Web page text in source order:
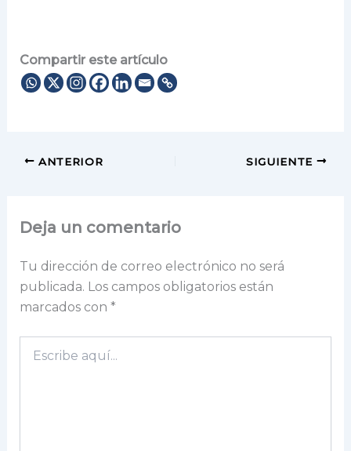
Compartir este artículo
ANTERIOR SIGUIENTE
Deja un comentario
Tu dirección de correo electrónico no será
publicada. Los campos obligatorios están
marcados con *
aquí...